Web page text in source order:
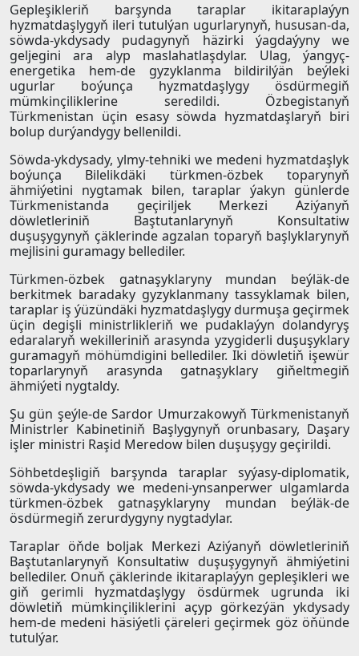
Gepleşikleriň barşynda taraplar ikitaraplaýyn
hyzmatdaşlygyň ileri tutulýan ugurlarynyň, hususan-da,
söwda-ykdysady pudagynyň häzirki ýagdaýyny we
geljegini ara alyp maslahatlaşdylar. Ulag, ýangyç-
energetika hem-de gyzyklanma bildirilýän beýleki
ugurlar boýunça hyzmatdaşlygy ösdürmegiň
mümkinçiliklerine seredildi. Özbegistanyň
Türkmenistan üçin esasy söwda hyzmatdaşlaryň biri
bolup durýandygy bellenildi.
Söwda-ykdysady, ylmy-tehniki we medeni hyzmatdaşlyk
boýunça Bilelikdäki türkmen-özbek toparynyň
ähmiýetini nygtamak bilen, taraplar ýakyn günlerde
Türkmenistanda geçiriljek Merkezi Aziýanyň
döwletleriniň Baştutanlarynyň Konsultatiw
duşuşygynyň çäklerinde agzalan toparyň başlyklarynyň
mejlisini guramagy bellediler.
Türkmen-özbek gatnaşyklaryny mundan beýläk-de
berkitmek baradaky gyzyklanmany tassyklamak bilen,
taraplar iş ýüzündäki hyzmatdaşlygy durmuşa geçirmek
üçin degişli ministrlikleriň we pudaklaýyn dolandyryş
edaralaryň wekilleriniň arasynda yzygiderli duşuşyklary
guramagyň möhümdigini bellediler. Iki döwletiň işewür
toparlarynyň arasynda gatnaşyklary giňeltmegiň
ähmiýeti nygtaldy.
Şu gün şeýle-de Sardor Umurzakowyň Türkmenistanyň
Ministrler Kabinetiniň Başlygynyň orunbasary, Daşary
işler ministri Raşid Meredow bilen duşuşygy geçirildi.
Söhbetdeşligiň barşynda taraplar syýasy-diplomatik,
söwda-ykdysady we medeni-ynsanperwer ulgamlarda
türkmen-özbek gatnaşyklaryny mundan beýläk-de
ösdürmegiň zerurdygyny nygtadylar.
Taraplar öňde boljak Merkezi Aziýanyň döwletleriniň
Baştutanlarynyň Konsultatiw duşuşygynyň ähmiýetini
bellediler. Onuň çäklerinde ikitaraplaýyn gepleşikleri we
giň gerimli hyzmatdaşlygy ösdürmek ugrunda iki
döwletiň mümkinçiliklerini açyp görkezýän ykdysady
hem-de medeni häsiýetli çäreleri geçirmek göz öňünde
tutulýar.